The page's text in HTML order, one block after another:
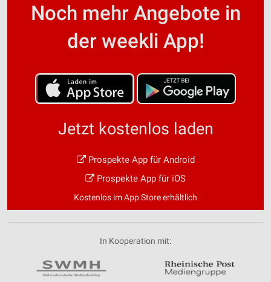
Noch mehr Angebote in
der weekli App!
Jetzt kostenlos laden
Prospekte App für Android
Prospekte App für iOS
Kostenlos im App Store erhältlich
In Kooperation mit: